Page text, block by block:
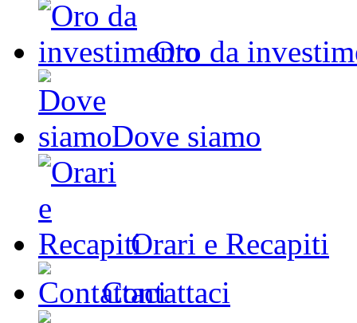
Oro da
Dove siamo
Orari e Recapiti
Contattaci